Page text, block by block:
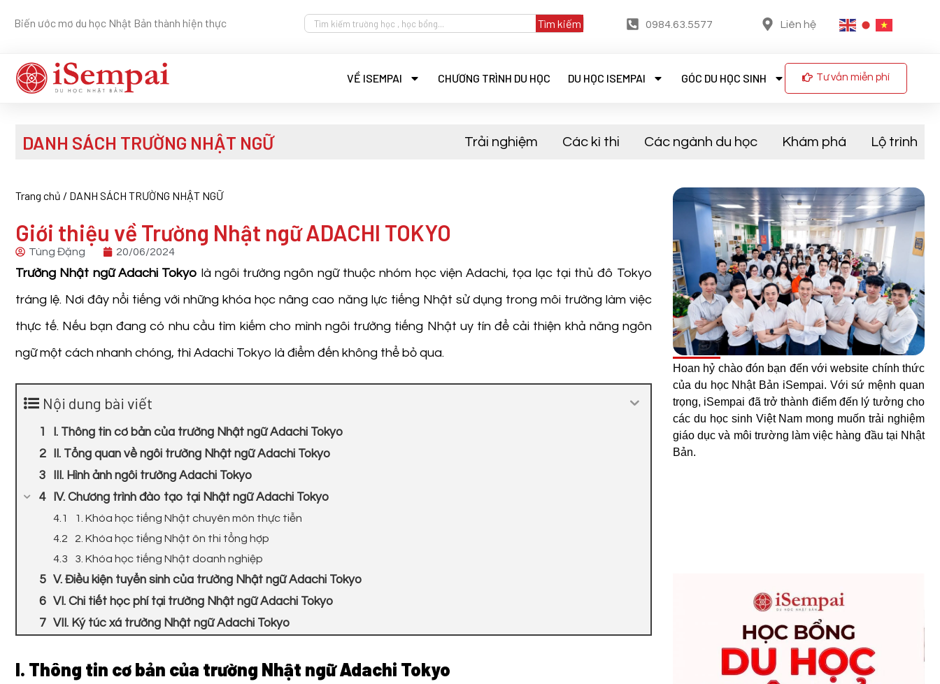
Biến ước mơ du học Nhật Bản thành hiện thực Tìm kiếm 0984.63.5577 Liên hệ
VỀ ISEMPAI CHƯƠNG TRÌNH DU HỌC DU HỌC ISEMPAI GÓC DU HỌC SINH Tư vấn miễn phí
DANH SÁCH TRƯỜNG NHẬT NGỮ Trải nghiệm Các kì thi Các ngành du học Khám phá Lộ trình
Trang chủ / DANH SÁCH TRƯỜNG NHẬT NGỮ
Giới thiệu về Trường Nhật ngữ ADACHI TOKYO
Tùng Đặng 20/06/2024
Trường Nhật ngữ Adachi Tokyo là ngôi trường ngôn ngữ thuộc nhóm học viện Adachi, tọa lạc tại thủ đô Tokyo
tráng lệ. Nơi đây nổi tiếng với những khóa học nâng cao năng lực tiếng Nhật sử dụng trong môi trường làm việc
thực tế. Nếu bạn đang có nhu cầu tìm kiếm cho mình ngôi trường tiếng Nhật uy tín để cải thiện khả năng ngôn
ngữ một cách nhanh chóng, thì Adachi Tokyo là điểm đến không thể bỏ qua.
Nội dung bài viết
I. Thông tin cơ bản của trường Nhật ngữ Adachi Tokyo
II. Tổng quan về ngôi trường Nhật ngữ Adachi Tokyo
III. Hình ảnh ngôi trường Adachi Tokyo
IV. Chương trình đào tạo tại Nhật ngữ Adachi Tokyo
1. Khóa học tiếng Nhật chuyên môn thực tiễn
2. Khóa học tiếng Nhật ôn thi tổng hợp
3. Khóa học tiếng Nhật doanh nghiệp
V. Điều kiện tuyển sinh của trường Nhật ngữ Adachi Tokyo
VI. Chi tiết học phí tại trường Nhật ngữ Adachi Tokyo
VII. Ký túc xá trường Nhật ngữ Adachi Tokyo
I. Thông tin cơ bản của trường Nhật ngữ Adachi Tokyo
Hoan hỷ chào đón bạn đến với website chính thức
của du học Nhật Bản iSempai. Với sứ mệnh quan
trọng, iSempai đã trở thành điểm đến lý tưởng cho
các du học sinh Việt Nam mong muốn trải nghiệm
giáo dục và môi trường làm việc hàng đầu tại Nhật
Bản.